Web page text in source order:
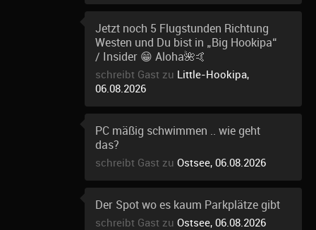
Jetzt noch 5 Flugstunden Richtung
Westen und Du bist in „Big Hookipa“
/ Insider 😁 Aloha🌺🤙
schreibt Gast zu Little-Hookipa,
06.08.2026
PC mäßig schwimmen .. wie geht
das?
schreibt Gast zu Ostsee, 06.08.2026
Der Spot wo es kaum Parkplätze gibt
schreibt Gast zu Ostsee, 06.08.2026